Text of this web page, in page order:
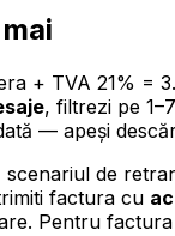
+ TVA 21% =
, filtrezi pe
— apeși
de
factura cu
Pentru